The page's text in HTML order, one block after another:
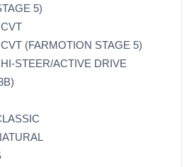
5)
(FARMOTION STAGE 5)
STEER/ACTIVE DRIVE